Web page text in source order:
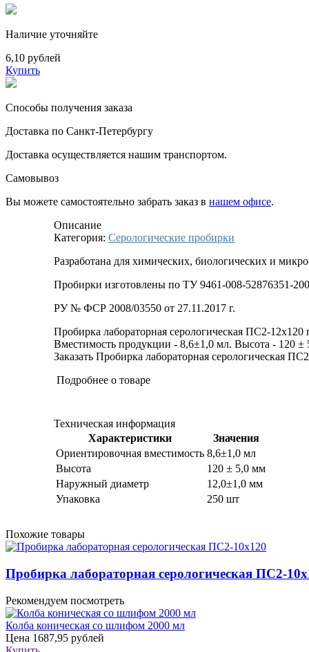
Наличие уточняйте
6,10 рублей
Купить
Способы получения заказа
Доставка по Санкт-Петербургу
Доставка осуществляется нашим транспортом.
Самовывоз
Вы можете самостоятельно забрать заказ в нашем офисе.
Описание
Категория: Серологические пробирки
Разработана для химических, биологических и
Пробирки изготовлены по ТУ 9461-008-52876351-
РУ № ФСР 2008/03550 от 27.11.2017 г.
Пробирка лабораторная серологическая ПС2-
Вместимость продукции - 8,6±1,0 мл. Высота - 120
Заказать Пробирка лабораторная серологическая
Подробнее о товаре
Техническая информация
Характеристики
Значения
Ориентировочная вместимость 8,6±1,0 мл
Высота
120 ± 5,0 мм
Наружный диаметр
12,0±1,0 мм
Упаковка
250 шт
Похожие товары
Пробирка лабораторная серологическая ПС2-
Рекомендуем посмотреть
Колба коническая со шлифом 2000 мл
Цена 1687,95 рублей